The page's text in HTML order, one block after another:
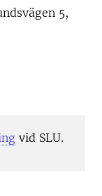
5,
vid SLU.